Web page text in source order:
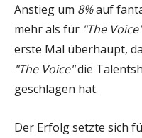
Anstieg um 8%auf
mehr als für "The Voice"
erste Mal überhaupt,
"The Voice"die
geschlagen hat.
Der Erfolg setzte sich